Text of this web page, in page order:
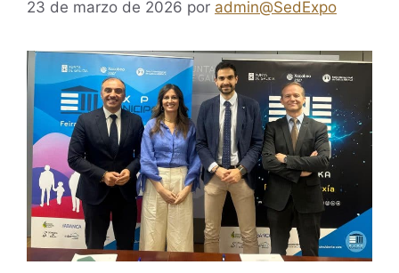
23 de marzo de 2026 por admin@SedExpo